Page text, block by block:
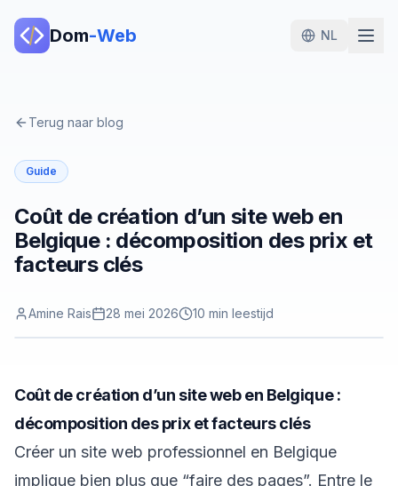
Dom-Web NL
Terug naar blog
Guide
Coût de création d’un site web en
Belgique : décomposition des prix et
facteurs clés
Amine Rais 28 mei 2026 10 min leestijd
Coût de création d’un site web en Belgique :
décomposition des prix et facteurs clés
Créer un site web professionnel en Belgique
implique bien plus que “faire des pages”. Entre le